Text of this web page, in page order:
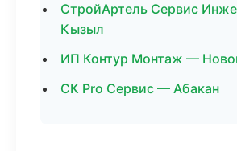
СтройАртель Сервис
Кызыл
ИП Контур Монтаж —
СК Pro Сервис — Абакан